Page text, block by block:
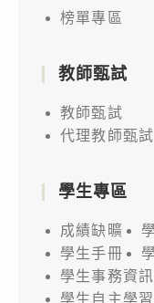
榜單專區
教師甄試
教師甄試
代理教師甄試
學生專區
成績缺曠
學生手冊
學生事務資
學生自主學